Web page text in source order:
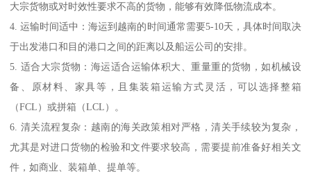
大宗货物或对时效性要求不高的货物，能够有效降低物流成本。
4. 运输时间适中：海运到越南的时间通常需要5-10天，具体时间取决
于出发港口和目的港口之间的距离以及船运公司的安排。
5. 适合大宗货物：海运适合运输体积大、重量重的货物，如机械设
备、原材料、家具等，且集装箱运输方式灵活，可以选择整箱
（FCL）或拼箱（LCL）。
6. 清关流程复杂：越南的海关政策相对严格，清关手续较为复杂，
尤其是对进口货物的检验和文件要求较高，需要提前准备好相关文
件，如商业、装箱单、提单等。